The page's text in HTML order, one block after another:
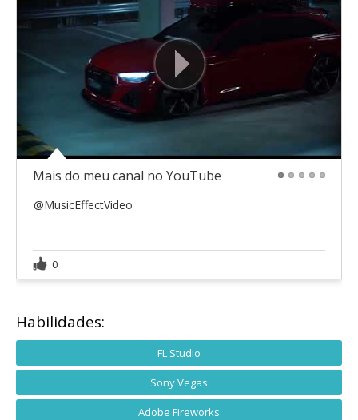
Mais do meu canal no YouTube
@MusicEffectVideo
0
Habilidades:
FL Studio
Sony Vegas
Adobe Fireworks